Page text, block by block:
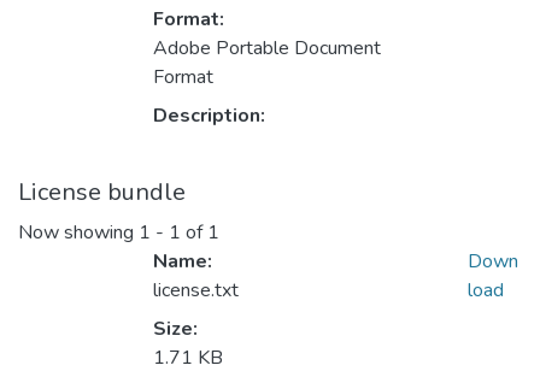
Format:
Adobe Portable Document
Format
Description:
License bundle
Now showing 1 - 1 of 1
Name:
license.txt
Size:
1.71 KB
Down
load